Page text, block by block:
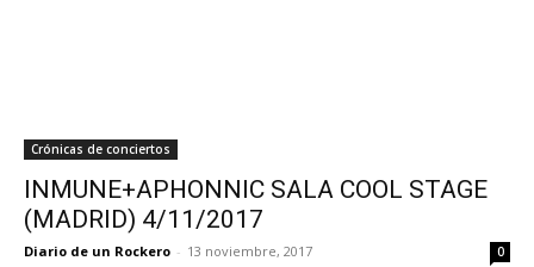
Crónicas de conciertos
INMUNE+APHONNIC SALA COOL STAGE
(MADRID) 4/11/2017
Diario de un Rockero - 13 noviembre, 2017 0